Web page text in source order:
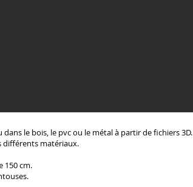
le bois, le pvc ou le métal à partir de fichiers 3D.
différents matériaux.
150 cm.